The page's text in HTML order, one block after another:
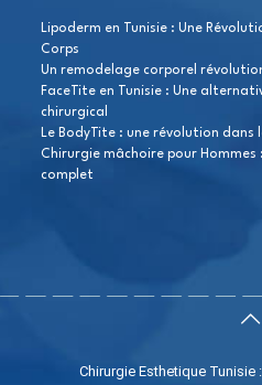
Lipoderm en Tunisie : Une
Corps
Un remodelage corporel
FaceTite en Tunisie : Une
chirurgical
Le BodyTite : une révolution dans
Chirurgie mâchoire pour
complet
Chirurgie Esthetique Tunisie